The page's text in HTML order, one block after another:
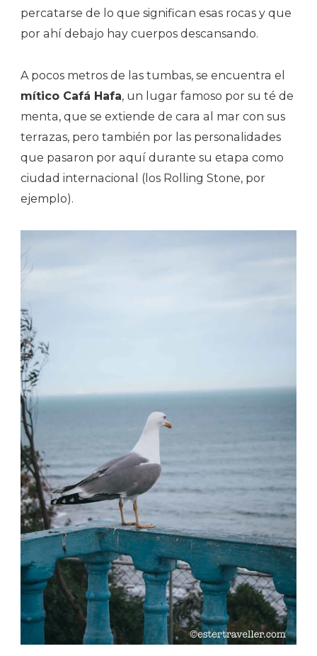
percatarse de lo que significan esas rocas y que
por ahí debajo hay cuerpos descansando.
A pocos metros de las tumbas, se encuentra el
mítico Cafá Hafa, un lugar famoso por su té de
menta, que se extiende de cara al mar con sus
terrazas, pero también por las personalidades
que pasaron por aquí durante su etapa como
ciudad internacional (los Rolling Stone, por
ejemplo).